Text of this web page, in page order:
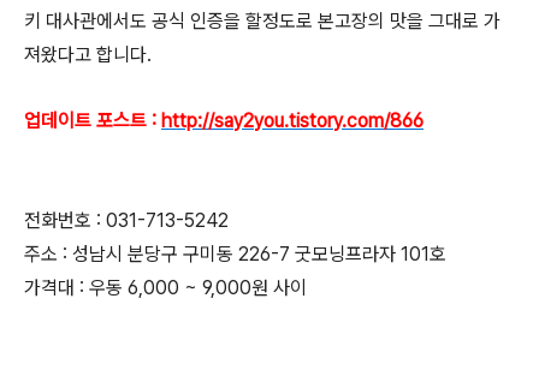
키 대사관에서도 공식 인증을 할정도로 본고장의 맛을 그대로 가
져왔다고 합니다.
업데이트 포스트 : http://say2you.tistory.com/866
전화번호 : 031-713-5242
주소 : 성남시 분당구 구미동 226-7 굿모닝프라자 101호
가격대 : 우동 6,000 ~ 9,000원 사이